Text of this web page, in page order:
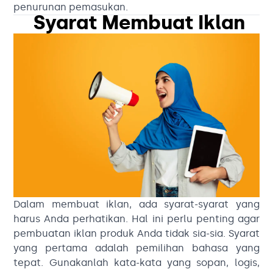
penurunan pemasukan.
Syarat Membuat Iklan
Dalam membuat iklan, ada syarat-syarat yang
harus Anda perhatikan. Hal ini perlu penting agar
pembuatan iklan produk Anda tidak sia-sia. Syarat
yang pertama adalah pemilihan bahasa yang
tepat. Gunakanlah kata-kata yang sopan, logis,